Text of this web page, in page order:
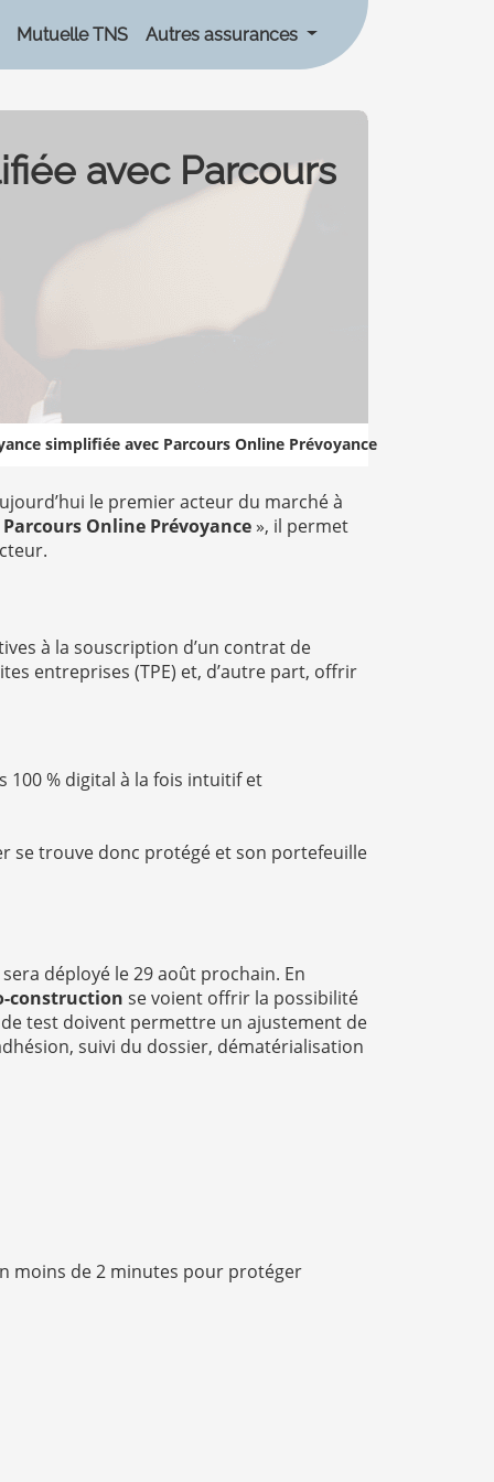
Mutuelle TNS Autres assurances
avec Parcours
simplifiée avec Parcours Online Prévoyance
le premier acteur du marché à
Parcours Online Prévoyance », il permet
à la souscription d’un contrat de
entreprises (TPE) et, d’autre part, offrir
100 % digital à la fois intuitif et
se trouve donc protégé et son portefeuille
déployé le 29 août prochain. En
construction se voient offrir la possibilité
test doivent permettre un ajustement de
suivi du dossier, dématérialisation
moins de 2 minutes pour protéger